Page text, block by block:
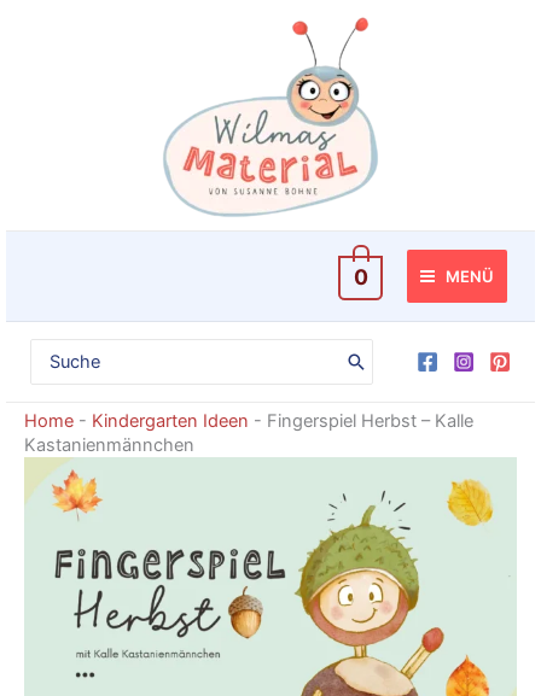
0 MENÜ
Search
for:
Home - Kindergarten Ideen - Fingerspiel Herbst – Kalle
Kastanienmännchen